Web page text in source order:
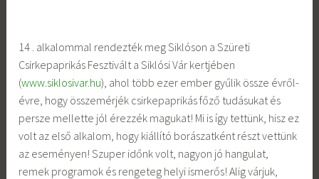
14 . alkalommal rendezték meg Siklóson a Szüreti
Csirkepaprikás Fesztivált a Siklósi Vár kertjében
(www.siklosivar.hu), ahol több ezer ember gyűlik össze évről-
évre, hogy összemérjék csirkepaprikás főző tudásukat és
persze mellette jól érezzék magukat! Mi is így tettünk, hisz ez
volt az első alkalom, hogy kiállító borászatként részt vettünk
az eseményen! Szuper időnk volt, nagyon jó hangulat,
remek programok és rengeteg helyi ismerős! Alig várjuk,